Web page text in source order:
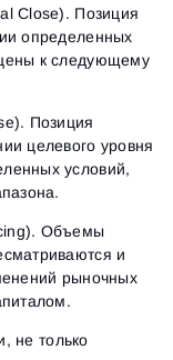
Close). Позиция
определенных
к следующему
Позиция
целевого уровня
условий,
Объемы
и
рыночных
не только